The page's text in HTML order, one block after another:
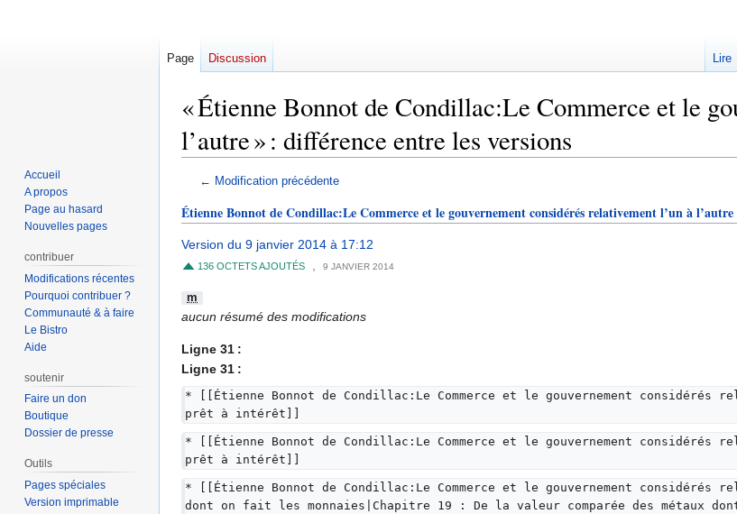
« Étienne Bonnot de Condillac:Le Commerce et le
l’autre » : différence entre les versions
Aller
la
navigation
Aller
la
recherche
← Modification précédente
Étienne Bonnot de Condillac:Le Commerce et le gouvernement considérés relativement l’un à l’autre
Version du 9 janvier 2014 à 17:12
136 OCTETS AJOUTÉS 9 JANVIER 2014
m
aucun résumé des modifications
Ligne 31 :
Ligne 31 :
* [[Étienne Bonnot de Condillac:Le Commerce et le gouvernement
prêt à intérêt]]
* [[Étienne Bonnot de Condillac:Le Commerce et le gouvernement
prêt à intérêt]]
* [[Étienne Bonnot de Condillac:Le Commerce et le gouvernement considérés
dont on fait les monnaies|Chapitre 19 : De la valeur comparée des métaux
Page Discussion Lire
Accueil
A propos
Page au hasard
Nouvelles pages
contribuer
Modifications récentes
Pourquoi contribuer ?
Communauté & à faire
Le Bistro
Aide
soutenir
Faire un don
Boutique
Dossier de presse
Outils
Pages spéciales
Version imprimable